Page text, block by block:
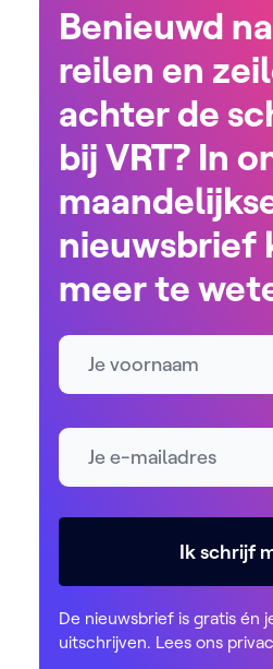
Benieuwd
reilen en
achter de
bij VRT? In
nieuwsbrief
meer te
Naam
E-mailadres *
Ik schrijf
De nieuwsbrief is gratis én
uitschrijven. Lees ons